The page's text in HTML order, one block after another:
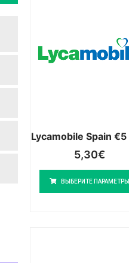
Lycamobile Spain €5
5,30€
ВЫБЕРИТЕ ПАРАМЕТРЫ